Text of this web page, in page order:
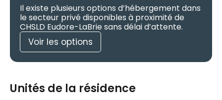
Il existe plusieurs options d’hébergement dans
le secteur privé disponibles à proximité de
CHSLD Eudore-LaBrie sans délai d’attente.
Voir les options
Unités de la résidence